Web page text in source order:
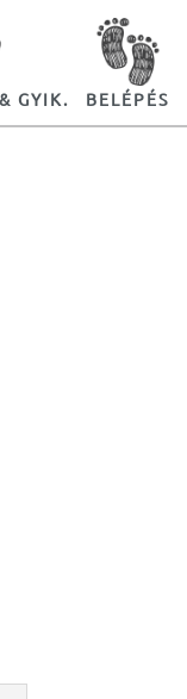
GYIK. BELÉPÉS